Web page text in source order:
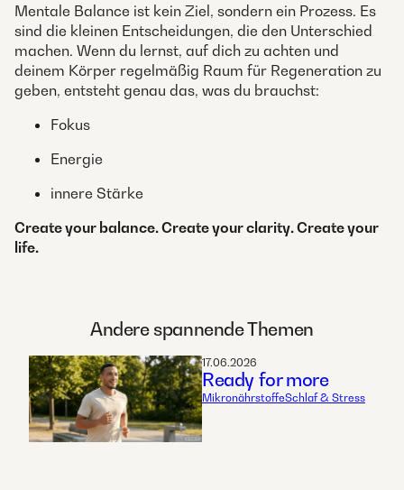
Mentale Balance ist kein Ziel, sondern ein Prozess. Es
sind die kleinen Entscheidungen, die den Unterschied
machen. Wenn du lernst, auf dich zu achten und
deinem Körper regelmäßig Raum für Regeneration zu
geben, entsteht genau das, was du brauchst:
Fokus
Energie
innere Stärke
Create your balance. Create your clarity. Create your
life.
Andere spannende Themen
17.06.2026
Ready for more
MikronährstoffeSchlaf & Stress